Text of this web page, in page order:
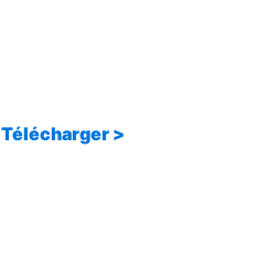
Télécharger >